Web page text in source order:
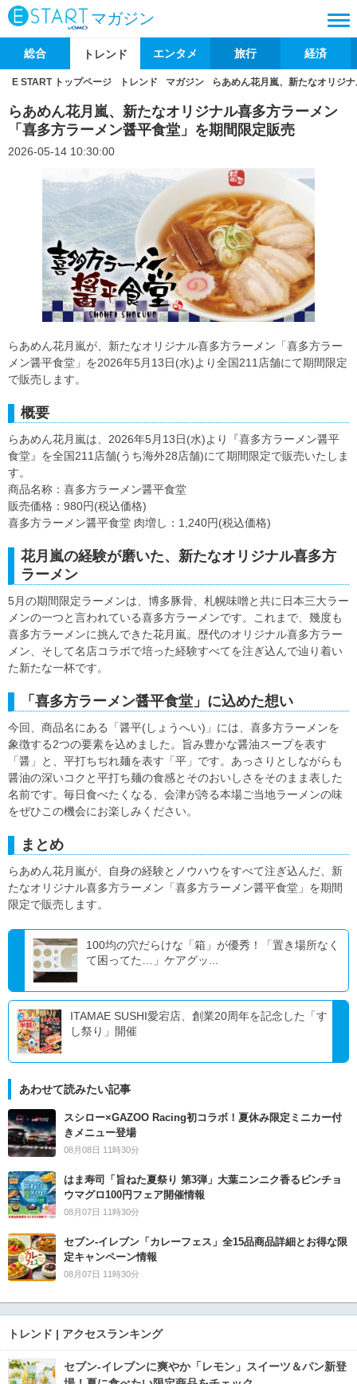
マガジン
総合 トレンド エンタメ 旅行 経済
E START トップページ トレンド マガジン らあめん花月嵐、新たなオリジ
らあめん花月嵐、新たなオリジナル喜多方ラーメン
「喜多方ラーメン醤平食堂」を期間限定販売
2026-05-14 10:30:00
らあめん花月嵐が、新たなオリジナル喜多方ラーメン「喜多方ラー
メン醤平食堂」を2026年5月13日(水)より全国211店舗にて期間限定
で販売します。
概要
らあめん花月嵐は、2026年5月13日(水)より『喜多方ラーメン醤平
食堂』を全国211店舗(うち海外28店舗)にて期間限定で販売いたしま
す。
商品名称：喜多方ラーメン醤平食堂
販売価格：980円(税込価格)
喜多方ラーメン醤平食堂 肉増し：1,240円(税込価格)
花月嵐の経験が磨いた、新たなオリジナル喜多方
ラーメン
5月の期間限定ラーメンは、博多豚骨、札幌味噌と共に日本三大ラー
メンの一つと言われている喜多方ラーメンです。これまで、幾度も
喜多方ラーメンに挑んできた花月嵐。歴代のオリジナル喜多方ラー
メン、そして名店コラボで培った経験すべてを注ぎ込んで辿り着い
た新たな一杯です。
「喜多方ラーメン醤平食堂」に込めた想い
今回、商品名にある「醤平(しょうへい)」には、喜多方ラーメンを
象徴する2つの要素を込めました。旨み豊かな醤油スープを表す
「醤」と、平打ちぢれ麺を表す「平」です。あっさりとしながらも
醤油の深いコクと平打ち麺の食感とそのおいしさをそのまま表した
名前です。毎日食べたくなる、会津が誇る本場ご当地ラーメンの味
をぜひこの機会にお楽しみください。
まとめ
らあめん花月嵐が、自身の経験とノウハウをすべて注ぎ込んだ、新
たなオリジナル喜多方ラーメン「喜多方ラーメン醤平食堂」を期間
限定で販売します。
100均の穴だらけな「箱」が優秀！「置き場所なく
て困ってた…」ケアグッ...
ITAMAE SUSHI愛宕店、創業20周年を記念した「す
し祭り」開催
あわせて読みたい記事
スシロー×GAZOO Racing初コラボ！夏休み限定ミニカー付
きメニュー登場
08月08日 11時30分
はま寿司「旨ねた夏祭り 第3弾」大葉ニンニク香るビンチョ
ウマグロ100円フェア開催情報
08月07日 11時30分
セブン‐イレブン「カレーフェス」全15品商品詳細とお得な限
定キャンペーン情報
08月07日 11時30分
トレンド | アクセスランキング
セブン‐イレブンに爽やか「レモン」スイーツ＆パン新登